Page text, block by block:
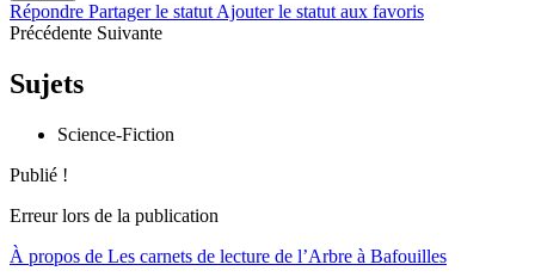
Répondre Partager le statut Ajouter le statut aux favoris
Précédente Suivante
Sujets
Science-Fiction
Publié !
Erreur lors de la publication
À propos de Les carnets de lecture de l’Arbre à Bafouilles